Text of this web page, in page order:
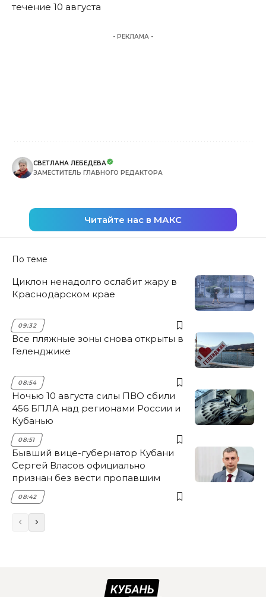
течение 10 августа
- РЕКЛАМА -
СВЕТЛАНА ЛЕБЕДЕВА
ЗАМЕСТИТЕЛЬ ГЛАВНОГО РЕДАКТОРА
Читайте нас в МАКС
По теме
Циклон ненадолго ослабит жару в
Краснодарском крае
09:32
Все пляжные зоны снова открыты в
Геленджике
08:54
Ночью 10 августа силы ПВО сбили
456 БПЛА над регионами России и
Кубанью
08:51
Бывший вице-губернатор Кубани
Сергей Власов официально
признан без вести пропавшим
08:42